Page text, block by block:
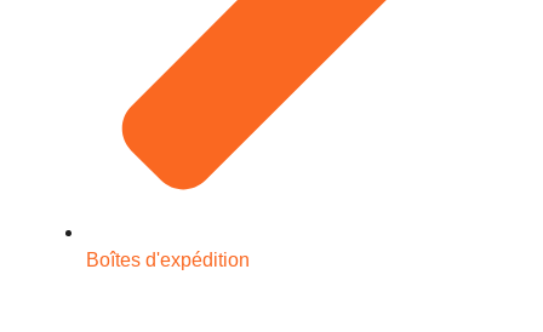
Boîtes d'expédition